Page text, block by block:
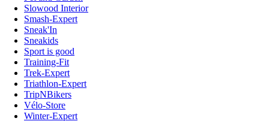
Slowood Interior
Smash-Expert
Sneak'In
Sneakids
Sport is good
Training-Fit
Trek-Expert
Triathlon-Expert
TripNBikers
Vélo-Store
Winter-Expert